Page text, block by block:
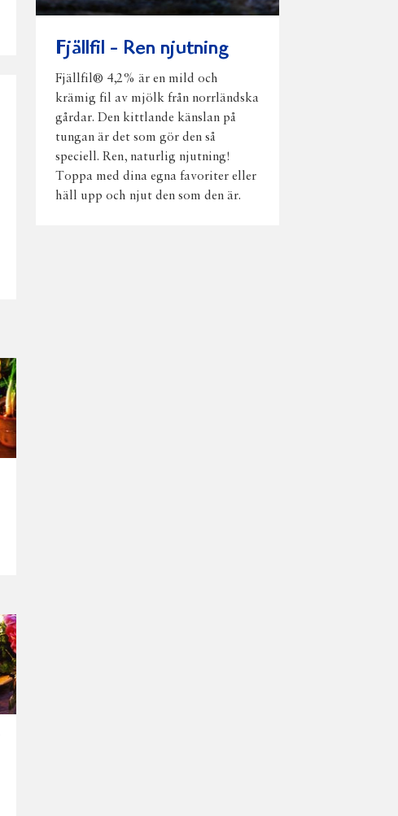
Fjällfil - Ren njutning
Fjällfil® 4,2% är en mild och
krämig fil av mjölk från norrländska
gårdar. Den kittlande känslan på
tungan är det som gör den så
speciell. Ren, naturlig njutning!
Toppa med dina egna favoriter eller
häll upp och njut den som den är.